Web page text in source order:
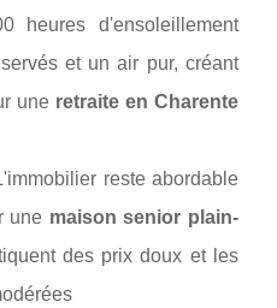
heures d'ensoleillement
et un air pur, créant
une retraite en Charente
reste abordable
une maison senior plain-
des prix doux et les